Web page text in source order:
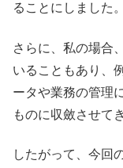
ることにしました。
さらに、私の場合
いることもあり、
ータや業務の管理
ものに収斂させて
したがって、今回